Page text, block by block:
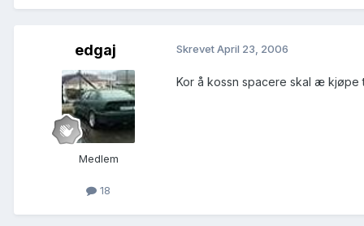
edgaj
Medlem
18
SkrevetApril 23, 2006
Kor å kossn spacere skal æ kjøpe